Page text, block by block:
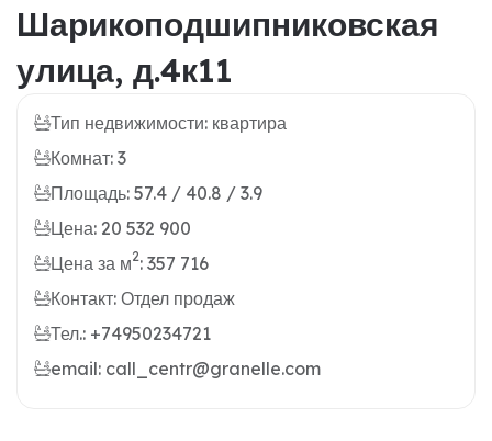
Шарикоподшипниковская
улица, д.4к11
Тип недвижимости: квартира
Комнат: 3
Площадь: 57.4 / 40.8 / 3.9
Цена: 20 532 900
Цена за м2: 357 716
Контакт: Отдел продаж
Тел.: +74950234721
email: call_centr@granelle.com